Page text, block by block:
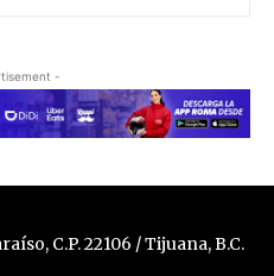
-
C.P. 22106 / Tijuana, B.C.